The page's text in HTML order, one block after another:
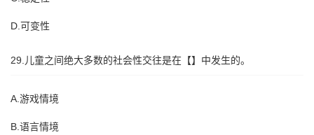
D.可变性
29.儿童之间绝大多数的社会性交往是在【】中发生的。
A.游戏情境
B.语言情境